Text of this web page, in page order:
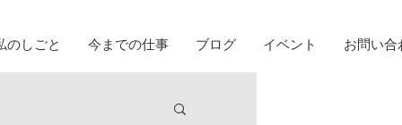
のしごと 今までの仕事 ブログ イベント お問い合